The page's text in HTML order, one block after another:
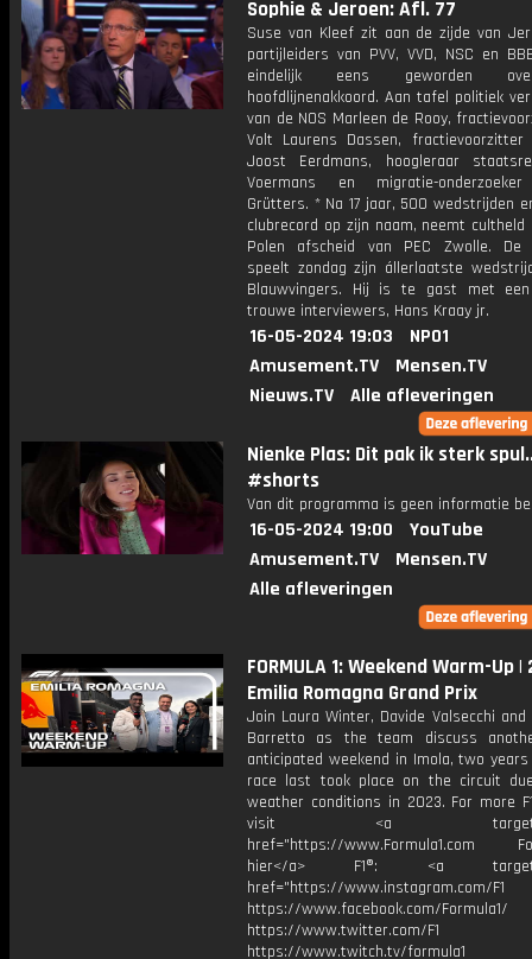
Sophie & Jeroen: Afl. 77
Suse van Kleef zit aan de zijde van
partijleiders van PVV, VVD, NSC en
eindelijk eens geworden
hoofdlijnenakkoord. Aan tafel politiek
van de NOS Marleen de Rooy,
Volt Laurens Dassen, fractievoorzitter
Joost Eerdmans, hoogleraar
Voermans en migratie-
Grütters. * Na 17 jaar, 500 wedstrijden
clubrecord op zijn naam, neemt cultheld
Polen afscheid van PEC Zwolle. De
speelt zondag zijn állerlaatste
Blauwvingers. Hij is te gast met
trouwe interviewers, Hans Kraay jr.
16-05-2024 19:03
NPO1
Amusement.TV
Mensen.TV
Nieuws.TV
Alle afleveringen
Nienke Plas: Dit pak ik sterk
#shorts
Van dit programma is geen informatie
16-05-2024 19:00
YouTube
Amusement.TV
Mensen.TV
Alle afleveringen
FORMULA 1: Weekend Warm-Up
Emilia Romagna Grand Prix
Join Laura Winter, Davide Valsecchi and
Barretto as the team discuss
anticipated weekend in Imola, two
race last took place on the circuit
weather conditions in 2023. For more
visit <a
href="https://www.Formula1.com
hier</a> F1®: <a
href="https://www.instagram.com/F1
https://www.facebook.com/Formula1/
https://www.twitter.com/F1
https://www.twitch.tv/formula1